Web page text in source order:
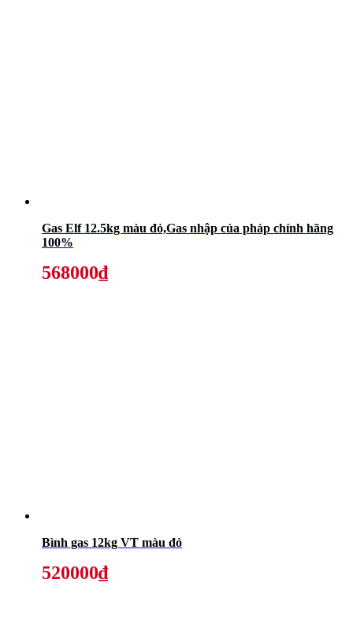
Gas Elf 12.5kg màu đỏ,Gas nhập của pháp chính hãng
100%
568000₫
Bình gas 12kg VT màu đỏ
520000₫